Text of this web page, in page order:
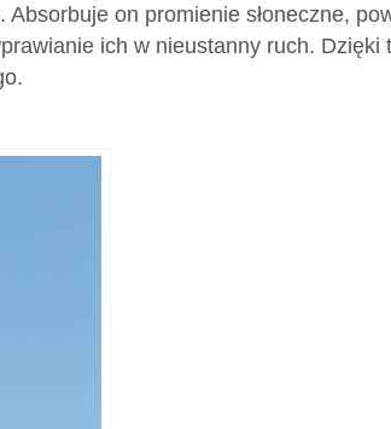
on promienie słoneczne,
ich w nieustanny ruch. Dzięki